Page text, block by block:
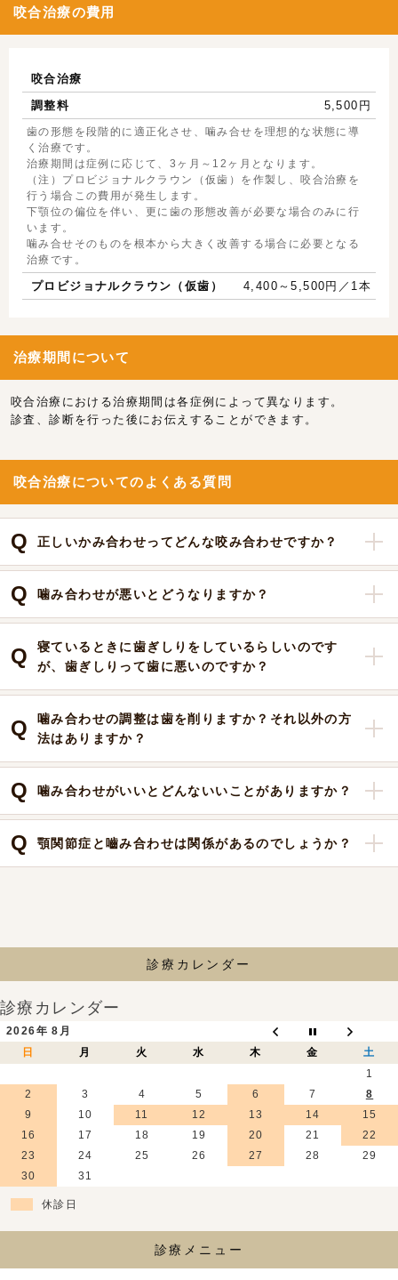
咬合治療の費用
咬合治療
調整料
5,500円
歯の形態を段階的に適正化させ、噛み合せを理想的な状態に導
く治療です。
治療期間は症例に応じて、3ヶ月～12ヶ月となります。
（注）プロビジョナルクラウン（仮歯）を作製し、咬合治療を
行う場合この費用が発生します。
下顎位の偏位を伴い、更に歯の形態改善が必要な場合のみに行
います。
噛み合せそのものを根本から大きく改善する場合に必要となる
治療です。
プロビジョナルクラウン（仮歯） 4,400～5,500円／1本
治療期間について
咬合治療における治療期間は各症例によって異なります。
診査、診断を行った後にお伝えすることができます。
咬合治療についてのよくある質問
正しいかみ合わせってどんな咬み合わせですか？
噛み合わせが悪いとどうなりますか？
寝ているときに歯ぎしりをしているらしいのです
が、歯ぎしりって歯に悪いのですか？
噛み合わせの調整は歯を削りますか？それ以外の方
法はありますか？
噛み合わせがいいとどんないいことがありますか？
顎関節症と嚙み合わせは関係があるのでしょうか？
診療カレンダー
診療カレンダー
2026年 8月
日
月 火 水 木 金
土
1
2
3 4 5 6 7
8
9
10 11 12 13 14
15
16
17 18 19 20 21
22
23
24 25 26 27 28
29
30
31
休診日
診療メニュー